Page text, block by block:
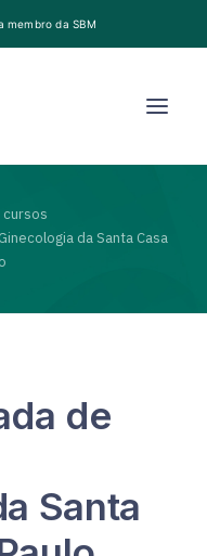
membro da SBM
cursos
da Santa Casa
de
Santa